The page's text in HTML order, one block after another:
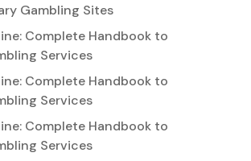
Gambling Sites
Complete Handbook to
Services
Complete Handbook to
Services
Complete Handbook to
Services